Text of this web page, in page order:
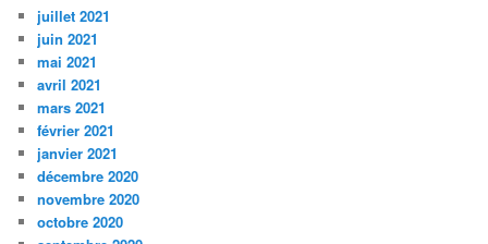
juillet 2021
juin 2021
mai 2021
avril 2021
mars 2021
février 2021
janvier 2021
décembre 2020
novembre 2020
octobre 2020